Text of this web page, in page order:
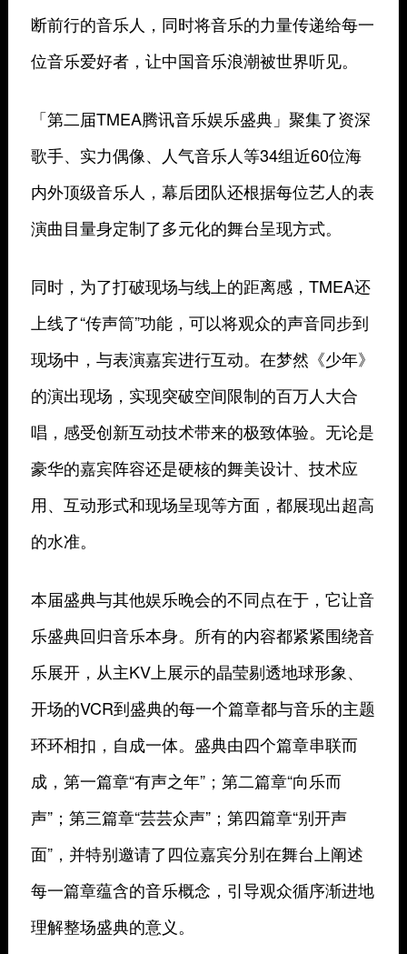
断前行的音乐人，同时将音乐的力量传递给每一
位音乐爱好者，让中国音乐浪潮被世界听见。
「第二届TMEA腾讯音乐娱乐盛典」聚集了资深
歌手、实力偶像、人气音乐人等34组近60位海
内外顶级音乐人，幕后团队还根据每位艺人的表
演曲目量身定制了多元化的舞台呈现方式。
同时，为了打破现场与线上的距离感，TMEA还
上线了“传声筒”功能，可以将观众的声音同步到
现场中，与表演嘉宾进行互动。在梦然《少年》
的演出现场，实现突破空间限制的百万人大合
唱，感受创新互动技术带来的极致体验。无论是
豪华的嘉宾阵容还是硬核的舞美设计、技术应
用、互动形式和现场呈现等方面，都展现出超高
的水准。
本届盛典与其他娱乐晚会的不同点在于，它让音
乐盛典回归音乐本身。所有的内容都紧紧围绕音
乐展开，从主KV上展示的晶莹剔透地球形象、
开场的VCR到盛典的每一个篇章都与音乐的主题
环环相扣，自成一体。盛典由四个篇章串联而
成，第一篇章“有声之年”；第二篇章“向乐而
声”；第三篇章“芸芸众声”；第四篇章“别开声
面”，并特别邀请了四位嘉宾分别在舞台上阐述
每一篇章蕴含的音乐概念，引导观众循序渐进地
理解整场盛典的意义。